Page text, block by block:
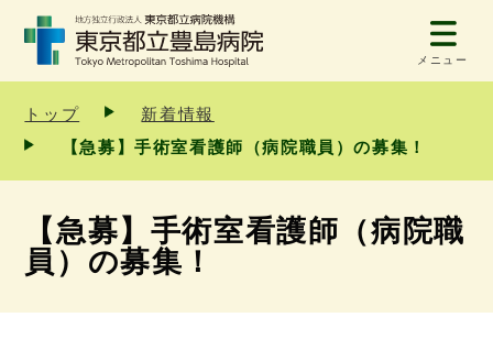
メニュー
トップ
新着情報
【急募】手術室看護師（病院職員）の募集！
【急募】手術室看護師（病院職
員）の募集！